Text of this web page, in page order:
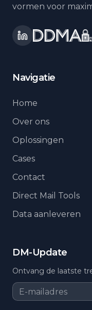
vormen voor
Navigatie
Home
Over ons
Oplossingen
Cases
Contact
Direct Mail Tools
Data aanleveren
DM-Update
Ontvang de laatste